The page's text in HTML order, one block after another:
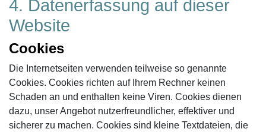
4. Datenerfassung auf dieser
Website
Cookies
Die Internetseiten verwenden teilweise so genannte
Cookies. Cookies richten auf Ihrem Rechner keinen
Schaden an und enthalten keine Viren. Cookies dienen
dazu, unser Angebot nutzerfreundlicher, effektiver und
sicherer zu machen. Cookies sind kleine Textdateien, die